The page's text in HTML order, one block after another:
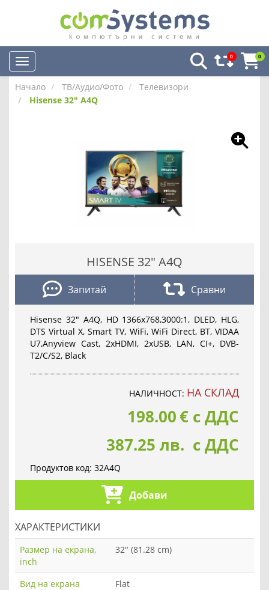
0 0
Начало ТВ/Аудио/Фото
Телевизори
Hisense 32" A4Q
HISENSE 32" A4Q
Запитай Сравни
Hisense 32" A4Q, HD 1366x768,3000:1, DLED, HLG,
DTS Virtual X, Smart TV, WiFi, WiFi Direct, BT, VIDAA
U7,Anyview Cast, 2xHDMI, 2xUSB, LAN, CI+, DVB-
T2/C/S2, Black
НАЛИЧНОСТ: НА СКЛАД
198.00€ с ДДС
387.25 лв. с ДДС
Продуктов код: 32A4Q
Добави
ХАРАКТЕРИСТИКИ
Размер на екрана,
inch
32" (81.28 cm)
Вид на екрана
Flat